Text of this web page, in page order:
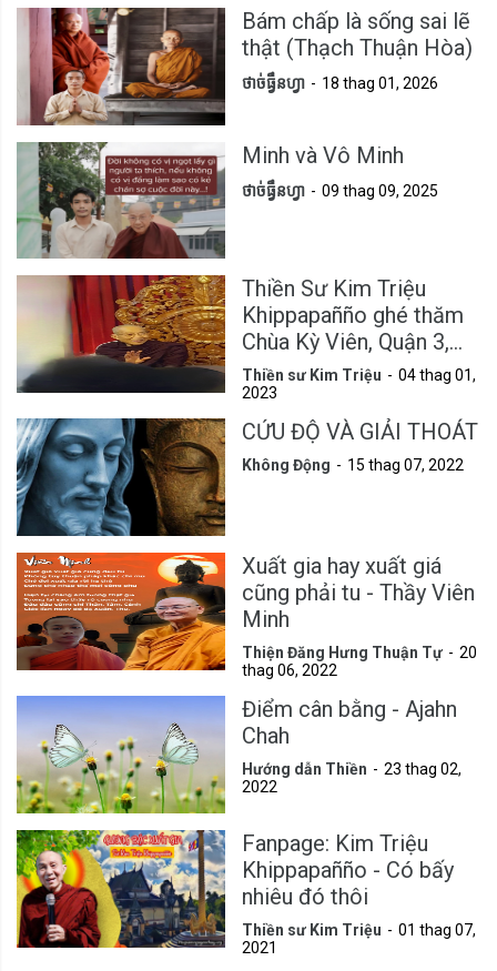
Bám chấp là sống sai lẽ
thật (Thạch Thuận Hòa)
ថាច់ធ្វឹនហ្វា 18 thag 01, 2026
Minh và Vô Minh
ថាច់ធ្វឹនហ្វា 09 thag 09, 2025
Thiền Sư Kim Triệu
Khippapañño ghé thăm
Chùa Kỳ Viên, Quận 3,
Tp.HCM
Thiền sư Kim Triệu
04 thag 01,
2023
CỨU ĐỘ VÀ GIẢI THOÁT
Không Động 15 thag 07, 2022
Xuất gia hay xuất giá
cũng phải tu - Thầy Viên
Minh
Thiện Đăng Hưng Thuận Tự
20
thag 06, 2022
Điểm cân bằng - Ajahn
Chah
Hướng dẫn Thiền
23 thag 02,
2022
Fanpage: Kim Triệu
Khippapañño - Có bấy
nhiêu đó thôi
Thiền sư Kim Triệu
01 thag 07,
2021